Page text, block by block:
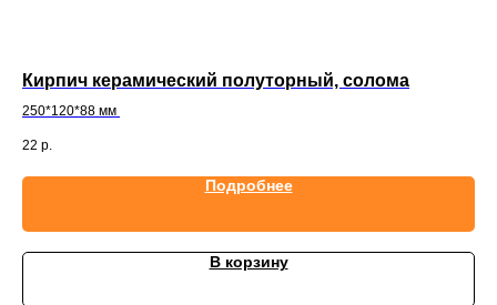
Кирпич керамический полуторный, солома
250*120*88 мм
22 р.
Подробнее
В корзину